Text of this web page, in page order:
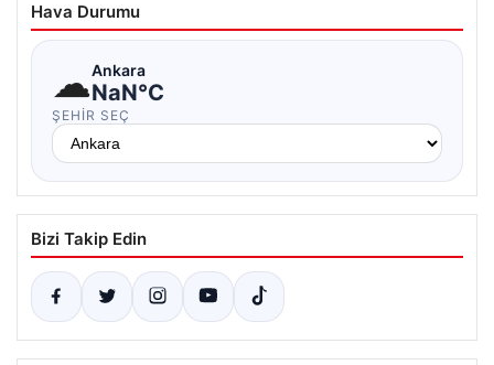
Hava Durumu
☁Ankara
NaN°C
ŞEHIR SEÇ
Bizi Takip Edin